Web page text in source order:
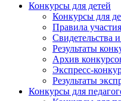
Конкурсы для детей
Конкурсы для
Правила
Свидетельства
Результаты
Архив
Экспресс-
Результаты
Конкурсы для